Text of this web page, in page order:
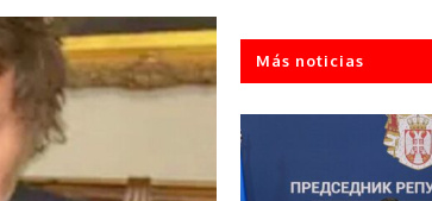
Más noticias